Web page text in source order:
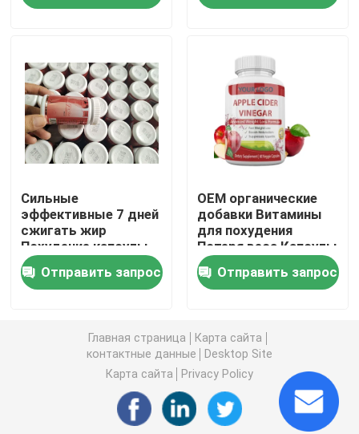
Дополнение Maca травяное
Дополнения женщин травяные
Дополнение груди травяное
Травяные капсулы для увеличения веса
Травяная капсула потери веса
Коллаген забеливая капсулу
Витамин Gummies биотина
Сильные
эффективные 7 дней
сжигать жир
Похудение капсулы
Отправить запрос
OEM органические
добавки Витамины
для похудения
Потеря веса Капсулы
яблочного уксуса
Отправить запрос
Главная страница
Карта сайта
контактные данные
Desktop Site
Карта сайта
Privacy Policy